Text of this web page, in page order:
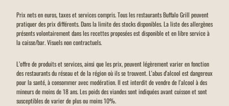
Prix nets en euros, taxes et services compris. Tous les restaurants Buffalo Grill peuvent
pratiquer des prix différents. Dans la limite des stocks disponibles. La liste des allergènes
présents volontairement dans les recettes proposées est disponible et en libre service à
la caisse/bar. Visuels non contractuels.
L’offre de produits et services, ainsi que les prix, peuvent légèrement varier en fonction
des restaurants du réseau et de la région où ils se trouvent. L'abus d'alcool est dangereux
pour la santé, à consommer avec modération. Il est interdit de vendre de l'alcool à des
mineurs de moins de 18 ans. Les poids des viandes sont indiquées avant cuisson et sont
susceptibles de varier de plus ou moins 10%.